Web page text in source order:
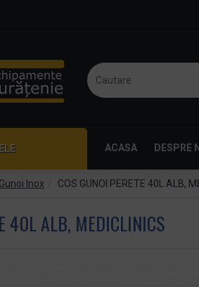
ACASA DESPRE
Inox COS GUNOI PERETE 40L ALB,
40L ALB, MEDICLINICS